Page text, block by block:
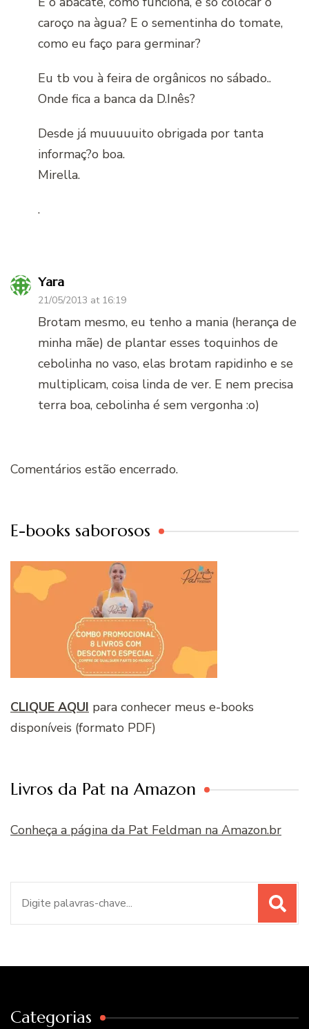
caroço na àgua? E o sementinha do tomate,
como eu faço para germinar?
Eu tb vou à feira de orgânicos no sábado..
Onde fica a banca da D.Inês?
Desde já muuuuuito obrigada por tanta
informaç?o boa.
Mirella.
.
Yara
21/05/2013 at 16:19
Brotam mesmo, eu tenho a mania (herança de
minha mãe) de plantar esses toquinhos de
cebolinha no vaso, elas brotam rapidinho e se
multiplicam, coisa linda de ver. E nem precisa
terra boa, cebolinha é sem vergonha :o)
Comentários estão encerrado.
E-books saborosos
CLIQUE AQUI para conhecer meus e-books
disponíveis (formato PDF)
Livros da Pat na Amazon
Conheça a página da Pat Feldman na Amazon.br
Categorias